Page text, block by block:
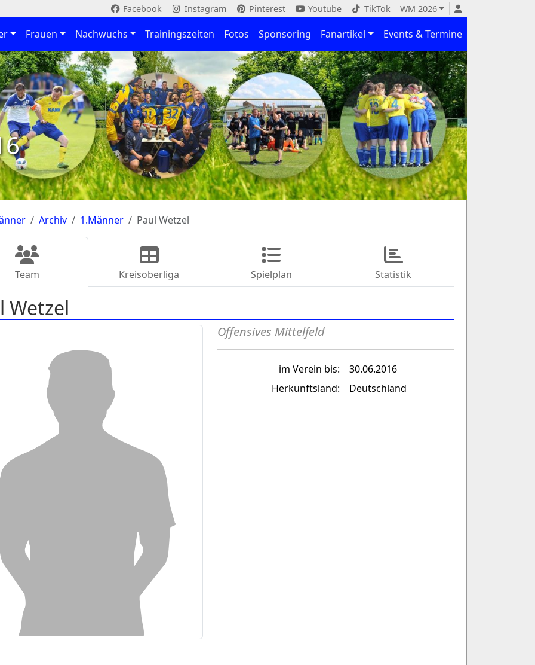
Facebook Instagram Pinterest Youtube TikTok WM 2026
Frauen Nachwuchs Trainingszeiten Fotos Sponsoring Fanartikel Events & Termine
Archiv 1.Männer Paul Wetzel
Team Kreisoberliga Spielplan Statistik
Wetzel
Offensives Mittelfeld
im Verein bis:
30.06.2016
Herkunftsland:
Deutschland